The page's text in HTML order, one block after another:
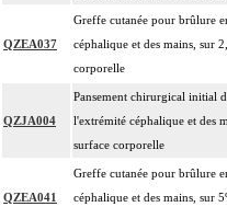
QZEA037
Greffe cutanée pour brûlure
céphalique et des mains, sur
corporelle
QZJA004
Pansement chirurgical initial
l'extrémité céphalique et des
surface corporelle
QZEA041
Greffe cutanée pour brûlure
céphalique et des mains, sur